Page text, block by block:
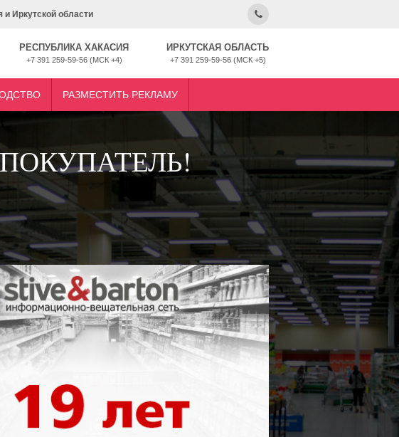
и Иркутской области
РЕСПУБЛИКА ХАКАСИЯ
+7 391 259-59-56 (МСК +4)
ИРКУТСКАЯ ОБЛАСТЬ
+7 391 259-59-56 (МСК +5)
РАЗМЕСТИТЬ РЕКЛАМУ